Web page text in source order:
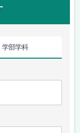
学部学科